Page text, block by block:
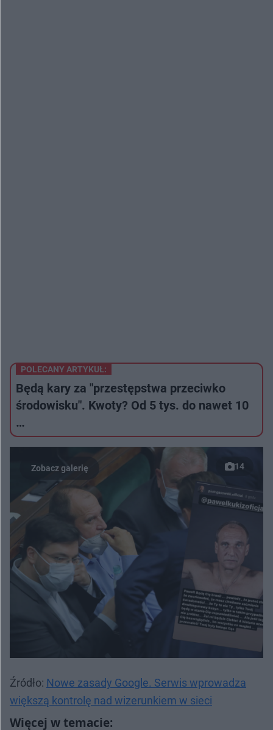
POLECANY ARTYKUŁ:
Będą kary za "przestępstwa przeciwko
środowisku". Kwoty? Od 5 tys. do nawet 10
…
14
Źródło: Nowe zasady Google. Serwis wprowadza
większą kontrolę nad wizerunkiem w sieci